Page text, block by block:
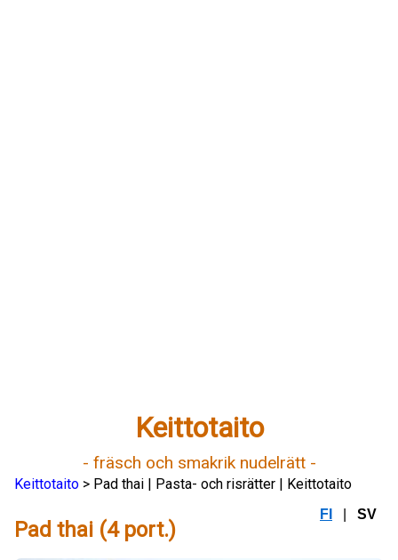
Keittotaito
- fräsch och smakrik nudelrätt -
Keittotaito > Pad thai | Pasta- och risrätter | Keittotaito
FI SV
Pad thai (4 port.)